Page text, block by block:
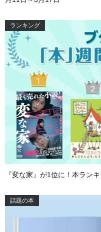
ランキング
『変な家』が1位に！本ラン
話題の本